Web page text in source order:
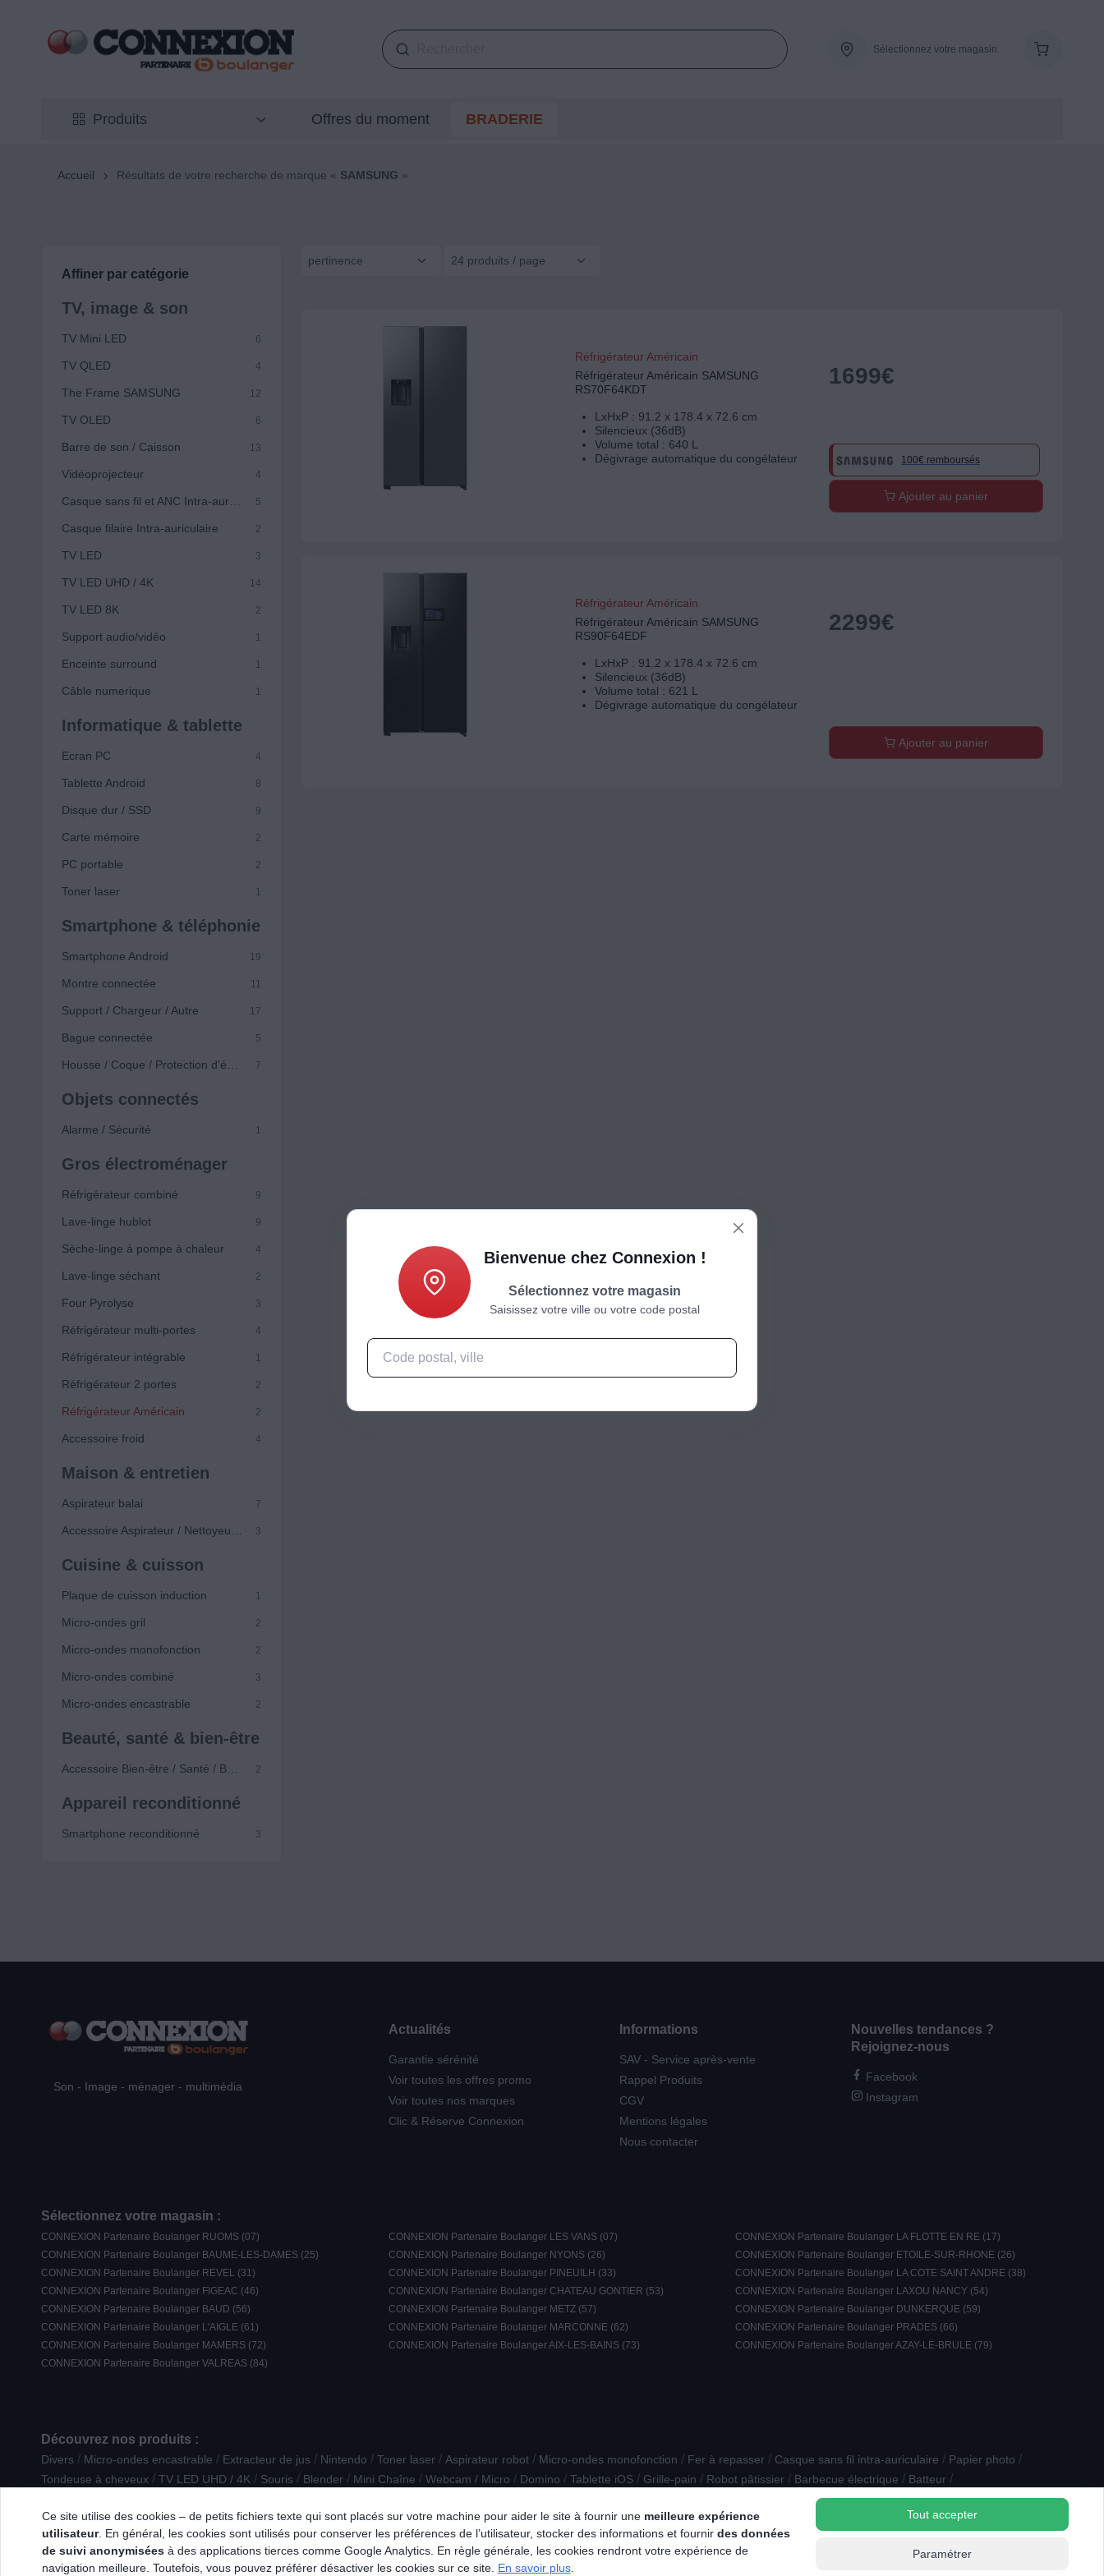
Sélectionnez votre magasin
Produits Offres du moment BRADERIE
Accueil Résultats de votre recherche de marque « SAMSUNG »
Affiner par catégorie
TV, image & son
TV Mini LED 6
TV QLED 4
The Frame SAMSUNG 12
TV OLED 6
Barre de son / Caisson 13
Vidéoprojecteur 4
Casque sans fil et ANC Intra-auriculaire 5
Casque filaire Intra-auriculaire 2
TV LED 3
TV LED UHD / 4K 14
TV LED 8K 2
Support audio/vidéo 1
Enceinte surround 1
Câble numerique 1
Informatique & tablette
Ecran PC 4
Tablette Android 8
Disque dur / SSD 9
Carte mémoire 2
PC portable 2
Toner laser 1
Smartphone & téléphonie
Smartphone Android 19
Montre connectée 11
Support / Chargeur / Autre 17
Bague connectée 5
Housse / Coque / Protection d'écran 7
Objets connectés
Alarme / Sécurité 1
Gros électroménager
Réfrigérateur combiné 9
Lave-linge hublot 9
Sèche-linge à pompe à chaleur 4
Lave-linge séchant 2
Four Pyrolyse 3
Réfrigérateur multi-portes 4
Réfrigérateur intégrable 1
Réfrigérateur 2 portes 2
Réfrigérateur Américain 2
Accessoire froid 4
Maison & entretien
Aspirateur balai 7
Accessoire Aspirateur / Nettoyeur vapeur 3
Cuisine & cuisson
Plaque de cuisson induction 1
Micro-ondes gril 2
Micro-ondes monofonction 2
Micro-ondes combiné 3
Micro-ondes encastrable 2
Beauté, santé & bien-être
Accessoire Bien-être / Santé / Beauté 2
Appareil reconditionné
Smartphone reconditionné 3
pertinence 24 produits / page
Réfrigérateur Américain
Réfrigérateur Américain SAMSUNG
RS70F64KDT
LxHxP : 91.2 x 178.4 x 72.6 cm
Silencieux (36dB)
Volume total : 640 L
Dégivrage automatique du congélateur
1699€
100€ remboursés
Ajouter au panier
Réfrigérateur Américain
Réfrigérateur Américain SAMSUNG
RS90F64EDF
LxHxP : 91.2 x 178.4 x 72.6 cm
Silencieux (36dB)
Volume total : 621 L
Dégivrage automatique du congélateur
2299€
Ajouter au panier
Ce site utilise des cookies – de petits fichiers texte qui sont placés sur votre machine pour aider le site à fournir une meilleure expérience
utilisateur. En général, les cookies sont utilisés pour conserver les préférences de l’utilisateur, stocker des informations et fournir des données
de suivi anonymiséesà des applications tierces comme Google Analytics. En règle générale, les cookies rendront votre expérience de
navigation meilleure. Toutefois, vous pouvez préférer désactiver les cookies sur ce site. En savoir plus.
Tout accepter
Paramétrer
Son - Image - ménager - multimédia
Actualités
Garantie sérénité
Voir toutes les offres promo
Voir toutes nos marques
Clic & Réserve Connexion
Informations
SAV - Service après-vente
Rappel Produits
CGV
Mentions légales
Nous contacter
Nouvelles tendances ?
Rejoignez-nous
Facebook
Instagram
Sélectionnez votre magasin :
CONNEXION Partenaire Boulanger RUOMS (07) CONNEXION Partenaire Boulanger LES VANS (07)
CONNEXION Partenaire Boulanger LA FLOTTE EN RE (17)
CONNEXION Partenaire Boulanger BAUME-LES-DAMES (25)
CONNEXION Partenaire Boulanger NYONS (26)
CONNEXION Partenaire Boulanger ETOILE-SUR-RHONE (26)
CONNEXION Partenaire Boulanger REVEL (31)
CONNEXION Partenaire Boulanger PINEUILH (33)
CONNEXION Partenaire Boulanger LA COTE SAINT ANDRE (38)
CONNEXION Partenaire Boulanger FIGEAC (46)
CONNEXION Partenaire Boulanger CHATEAU GONTIER (53)
CONNEXION Partenaire Boulanger LAXOU NANCY (54)
CONNEXION Partenaire Boulanger BAUD (56)
CONNEXION Partenaire Boulanger METZ (57)
CONNEXION Partenaire Boulanger DUNKERQUE (59)
CONNEXION Partenaire Boulanger L'AIGLE (61)
CONNEXION Partenaire Boulanger MARCONNE (62)
CONNEXION Partenaire Boulanger PRADES (66)
CONNEXION Partenaire Boulanger MAMERS (72)
CONNEXION Partenaire Boulanger AIX-LES-BAINS (73)
CONNEXION Partenaire Boulanger AZAY-LE-BRULE (79)
CONNEXION Partenaire Boulanger VALREAS (84)
Découvrez nos produits :
Divers / Micro-ondes encastrable / Extracteur de jus / Nintendo / Toner laser / Aspirateur robot / Micro-ondes monofonction / Fer à repasser / Casque sans fil intra-auriculaire / Papier photo /
Tondeuse à cheveux / TV LED UHD / 4K / Souris / Blender / Mini Chaîne / Webcam / Micro / Domino / Tablette iOS / Grille-pain / Robot pâtissier / Barbecue électrique / Batteur /
Bienvenue chez Connexion !
Sélectionnez votre magasin
Saisissez votre ville ou votre code postal